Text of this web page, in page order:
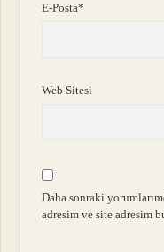
E-Posta*
Web Sitesi
Daha sonraki
adresim ve site adresim